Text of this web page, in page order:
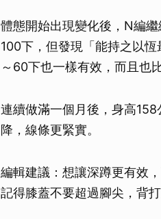
體態開始出現變化後，N編
100下，但發現「能持之以
～60下也一樣有效，而且也
連續做滿一個月後，身高
降，線條更緊實。
編輯建議：想讓深蹲更有效
記得膝蓋不要超過腳尖，背